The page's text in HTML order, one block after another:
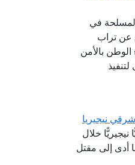
المسلحة في
على 10 إرهابيين، والدفاع عن تراب
الوطن بالأمن
والآراء المتشددة التابع لدار الإفتاء المصرية، مقتل وخطف 11 جنديًّا نيجيريًّا خلال
أدى إلى مقتل